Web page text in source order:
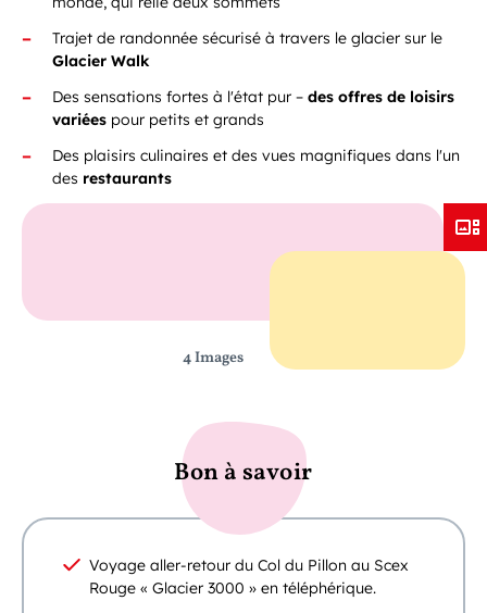
Trajet de randonnée sécurisé à travers le glacier sur le
Glacier Walk
Des sensations fortes à l'état pur – des offres de loisirs
variées pour petits et grands
Des plaisirs culinaires et des vues magnifiques dans l'un
des restaurants
4 Images
Bon à savoir
Voyage aller-retour du Col du Pillon au Scex
Rouge « Glacier 3000 » en téléphérique.